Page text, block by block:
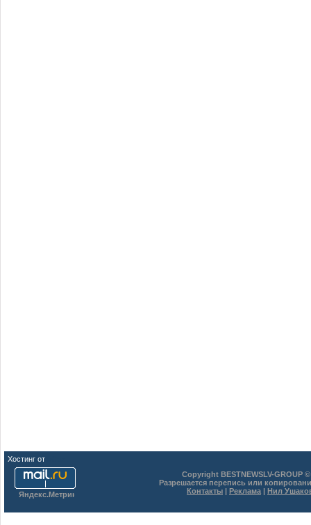
Хостинг от
Copyright BESTNEWSLV-GROUP
Разрешается перепись или
Контакты | Реклама | Нил